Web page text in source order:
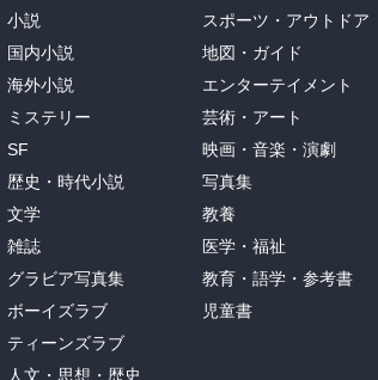
小説
国内小説
海外小説
ミステリー
SF
歴史・時代小説
文学
雑誌
グラビア写真集
ボーイズラブ
ティーンズラブ
人文・思想・歴史
スポーツ・アウトドア
地図・ガイド
エンターテイメント
芸術・アート
映画・音楽・演劇
写真集
教養
医学・福祉
教育・語学・参考書
児童書